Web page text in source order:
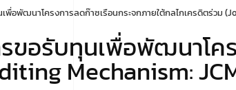
พื่อพัฒนาโครงการลดก๊าซเรือนกระจกภายใต้กลไกเครดิตร่วม
รขอรับทุนเพื่อพัฒนาโ
Mechanism: